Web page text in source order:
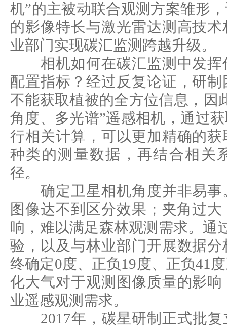
机”的主被动联合观测方案雏形
的影像特长与激光雷达测高技
业部门实现碳汇监测跨越升级。
相机如何在碳汇监测中发挥
配置指标？经过反复论证，研
不能获取植被的全方位信息，因
角度、多光谱”遥感相机，通过
行相关计算，可以更加精确的
种类的测量数据，再结合相关
径。
确定卫星相机角度并非易事
图像达不到区分效果；夹角过
响，难以满足森林观测需求。通
验，以及与林业部门开展数据
终确定0度、正负19度、正负41
化大气对于观测图像质量的影
业遥感观测需求。
2017年，碳星研制正式批复